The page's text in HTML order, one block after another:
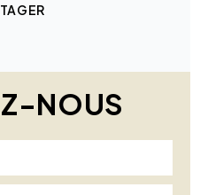
NOUS